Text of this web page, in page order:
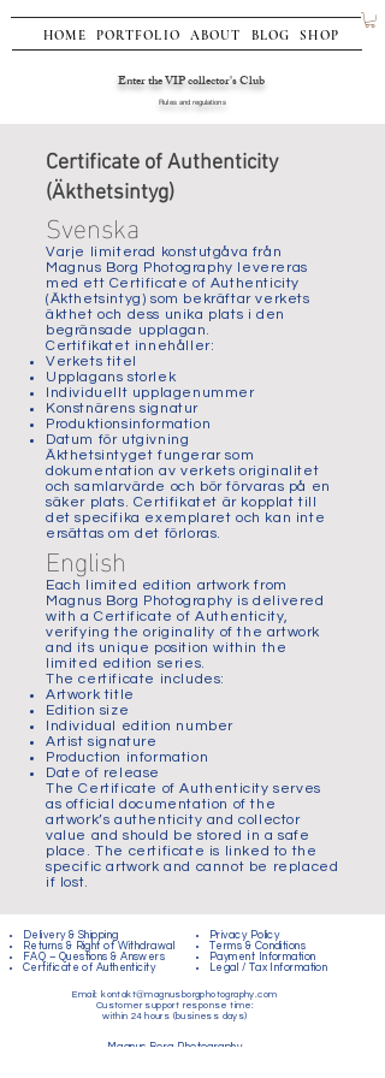
HOME PORTFOLIO ABOUT BLOG SHOP
Enter the VIP collector's Club
Rules and regulations
Certificate of Authenticity
(Äkthetsintyg)
Svenska
Varje limiterad konstutgåva från
Magnus Borg Photography levereras
med ett Certificate of Authenticity
(Äkthetsintyg) som bekräftar verkets
äkthet och dess unika plats i den
begränsade upplagan.
Certifikatet innehåller:
Verkets titel
Upplagans storlek
Individuellt upplagenummer
Konstnärens signatur
Produktionsinformation
Datum för utgivning
Äkthetsintyget fungerar som
dokumentation av verkets originalitet
och samlarvärde och bör förvaras på en
säker plats. Certifikatet är kopplat till
det specifika exemplaret och kan inte
ersättas om det förloras.
English
Each limited edition artwork from
Magnus Borg Photography is delivered
with a Certificate of Authenticity,
verifying the originality of the artwork
and its unique position within the
limited edition series.
The certificate includes:
Artwork title
Edition size
Individual edition number
Artist signature
Production information
Date of release
The Certificate of Authenticity serves
as official documentation of the
artwork’s authenticity and collector
value and should be stored in a safe
place. The certificate is linked to the
specific artwork and cannot be replaced
if lost.
Delivery & Shipping
Returns & Right of Withdrawal
FAQ – Questions & Answers
Certificate of Authenticity
Privacy Policy
Terms & Conditions
Payment Information
Legal / Tax Information
Email:kontakt@magnusborgphotography.com
Customer support response time:
within 24 hours (business days)
Magnus Borg Photography